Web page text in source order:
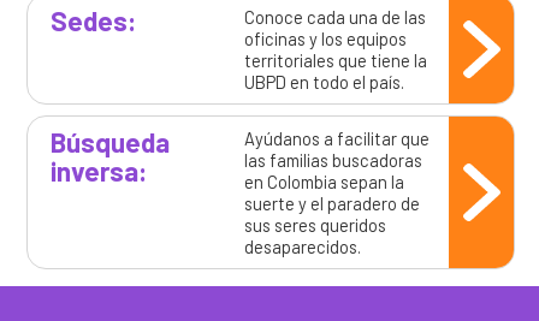
Sedes:
Conoce cada una de las
oficinas y los equipos
territoriales que tiene la
UBPD en todo el país.
Búsqueda
inversa:
Ayúdanos a facilitar que
las familias buscadoras
en Colombia sepan la
suerte y el paradero de
sus seres queridos
desaparecidos.